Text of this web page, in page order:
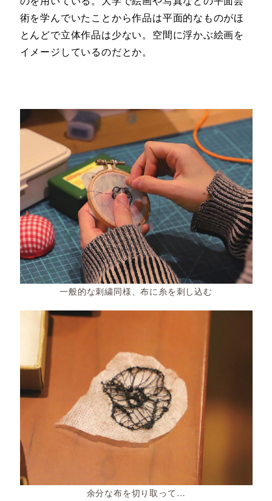
術を学んでいたことから作品は平面的なものがほ
とんどで立体作品は少ない。空間に浮かぶ絵画を
イメージしているのだとか。
一般的な刺繍同様、布に糸を刺し込む
余分な布を切り取って…